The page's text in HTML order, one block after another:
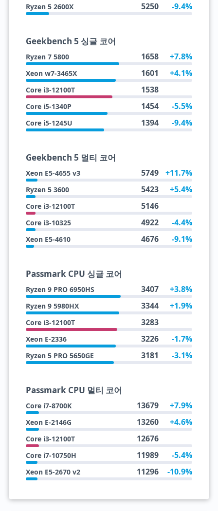
Ryzen 5 2600X 5250 -9.4%
Geekbench 5 싱글 코어
Ryzen 7 5800 1658 +7.8%
Xeon w7-3465X 1601 +4.1%
Core i3-12100T 1538
Core i5-1340P 1454 -5.5%
Core i5-1245U 1394 -9.4%
Geekbench 5 멀티 코어
Xeon E5-4655 v3 5749 +11.7%
Ryzen 5 3600 5423 +5.4%
Core i3-12100T 5146
Core i3-10325 4922 -4.4%
Xeon E5-4610 4676 -9.1%
Passmark CPU 싱글 코어
Ryzen 9 PRO 6950HS 3407 +3.8%
Ryzen 9 5980HX 3344 +1.9%
Core i3-12100T 3283
Xeon E-2336 3226 -1.7%
Ryzen 5 PRO 5650GE 3181 -3.1%
Passmark CPU 멀티 코어
Core i7-8700K 13679 +7.9%
Xeon E-2146G 13260 +4.6%
Core i3-12100T 12676
Core i7-10750H 11989 -5.4%
Xeon E5-2670 v2 11296 -10.9%